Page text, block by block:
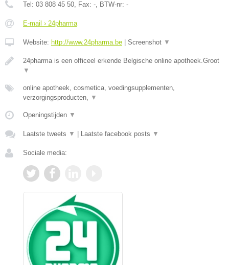
Tel: 03 808 45 50, Fax: -, BTW-nr: -
E-mail › 24pharma
Website: http://www.24pharma.be Screenshot ▼
24pharma is een officeel erkende Belgische online apotheek.Groot
▼
online apotheek, cosmetica, voedingsupplementen,
verzorgingsproducten, ▼
Openingstijden ▼
Laatste tweets ▼ Laatste facebook posts ▼
Sociale media: